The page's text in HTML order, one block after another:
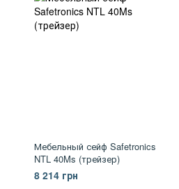
Мебельный сейф Safetronics
NTL 40Ms (трейзер)
8 214 грн